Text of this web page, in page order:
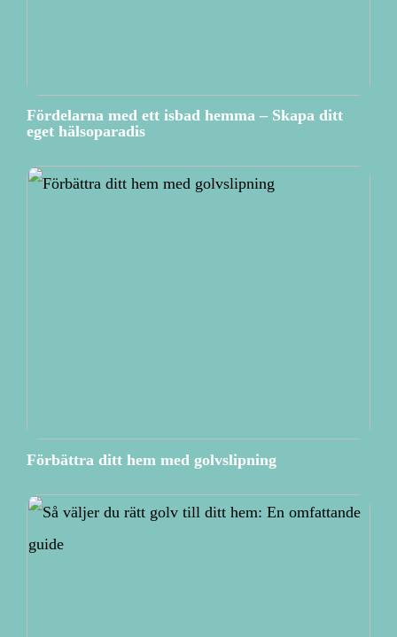
Fördelarna med ett isbad hemma – Skapa ditt
eget hälsoparadis
Förbättra ditt hem med golvslipning